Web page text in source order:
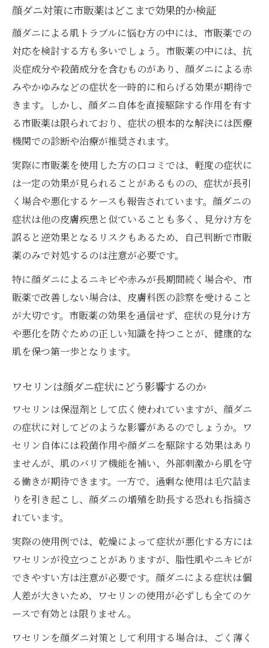
顔ダニ対策に市販薬はどこまで効果的か検証
顔ダニによる肌トラブルに悩む方の中には、市販薬での
対応を検討する方も多いでしょう。市販薬の中には、抗
炎症成分や殺菌成分を含むものがあり、顔ダニによる赤
みやかゆみなどの症状を一時的に和らげる効果が期待で
きます。しかし、顔ダニ自体を直接駆除する作用を有す
る市販薬は限られており、症状の根本的な解決には医療
機関での診断や治療が推奨されます。
実際に市販薬を使用した方の口コミでは、軽度の症状に
は一定の効果が見られることがあるものの、症状が長引
く場合や悪化するケースも報告されています。顔ダニの
症状は他の皮膚疾患と似ていることも多く、見分け方を
誤ると逆効果となるリスクもあるため、自己判断で市販
薬のみで対処するのは注意が必要です。
特に顔ダニによるニキビや赤みが長期間続く場合や、市
販薬で改善しない場合は、皮膚科医の診察を受けること
が大切です。市販薬の効果を過信せず、症状の見分け方
や悪化を防ぐための正しい知識を持つことが、健康的な
肌を保つ第一歩となります。
ワセリンは顔ダニ症状にどう影響するのか
ワセリンは保湿剤として広く使われていますが、顔ダニ
の症状に対してどのような影響があるのでしょうか。ワ
セリン自体には殺菌作用や顔ダニを駆除する効果はあり
ませんが、肌のバリア機能を補い、外部刺激から肌を守
る働きが期待できます。一方で、過剰な使用は毛穴詰ま
りを引き起こし、顔ダニの増殖を助長する恐れも指摘さ
れています。
実際の使用例では、乾燥によって症状が悪化する方には
ワセリンが役立つことがありますが、脂性肌やニキビが
できやすい方は注意が必要です。顔ダニによる症状は個
人差が大きいため、ワセリンの使用が必ずしも全てのケ
ースで有効とは限りません。
ワセリンを顔ダニ対策として利用する場合は、ごく薄く